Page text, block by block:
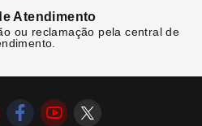
Atendimento
ou reclamação pela central de